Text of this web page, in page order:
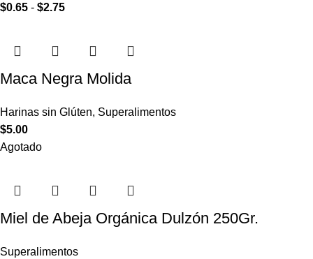
$0.65 - $2.75
Maca Negra Molida
Harinas sin Glúten, Superalimentos
$5.00
Agotado
Miel de Abeja Orgánica Dulzón 250Gr.
Superalimentos